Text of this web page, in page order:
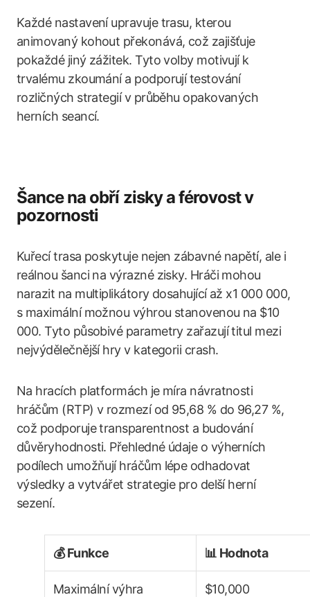
Každé nastavení upravuje trasu, kterou
animovaný kohout překonává, což zajišťuje
pokaždé jiný zážitek. Tyto volby motivují k
trvalému zkoumání a podporují testování
rozličných strategií v průběhu opakovaných
herních seancí.
Šance na obří zisky a férovost v
pozornosti
Kuřecí trasa poskytuje nejen zábavné napětí, ale i
reálnou šanci na výrazné zisky. Hráči mohou
narazit na multiplikátory dosahující až x1 000 000,
s maximální možnou výhrou stanovenou na $10
000. Tyto působivé parametry zařazují titul mezi
nejvýdělečnější hry v kategorii crash.
Na hracích platformách je míra návratnosti
hráčům (RTP) v rozmezí od 95,68 % do 96,27 %,
což podporuje transparentnost a budování
důvěryhodnosti. Přehledné údaje o výherních
podílech umožňují hráčům lépe odhadovat
výsledky a vytvářet strategie pro delší herní
sezení.
💰 Funkce 📊 Hodnota
Maximální výhra $10,000